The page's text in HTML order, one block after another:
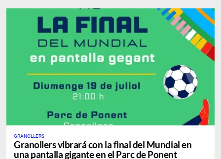
GRANOLLERS
Granollers vibrará con la final del Mundial en
una pantalla gigante en el Parc de Ponent